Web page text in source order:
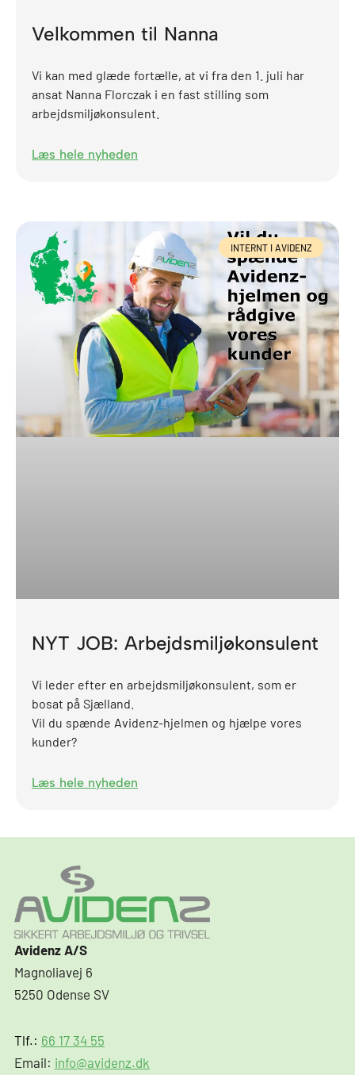
Velkommen til Nanna
Vi kan med glæde fortælle, at vi fra den 1. juli har
ansat Nanna Florczak i en fast stilling som
arbejdsmiljøkonsulent.
Læs hele nyheden
INTERNT I AVIDENZ
NYT JOB: Arbejdsmiljøkonsulent
Vi leder efter en arbejdsmiljøkonsulent, som er
bosat på Sjælland.
Vil du spænde Avidenz-hjelmen og hjælpe vores
kunder?
Læs hele nyheden
Avidenz A/S
Magnoliavej 6
5250 Odense SV
Tlf.: 66 17 34 55
Email: info@avidenz.dk